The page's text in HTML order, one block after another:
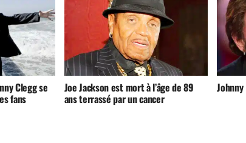
Clegg se
fans
Joe Jackson est mort à l’âge de 89
ans terrassé par un cancer